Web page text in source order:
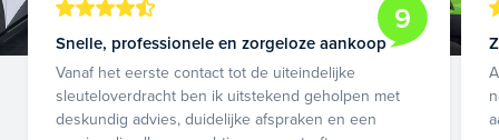
9
Snelle, professionele en zorgeloze aankoop
Vanaf het eerste contact tot de uiteindelijke
sleuteloverdracht ben ik uitstekend geholpen met
deskundig advies, duidelijke afspraken en een